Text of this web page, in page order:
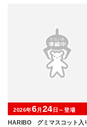
HARIBO グミマスコット入
2026年6月 24 日～登場